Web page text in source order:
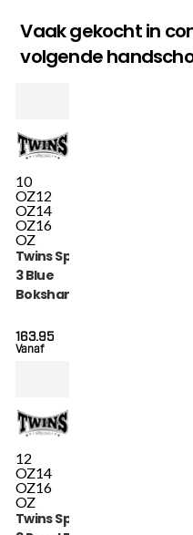
Vaak gekocht in
volgende
10
OZ12
OZ14
OZ16
OZ
Twins Special BGVL
3 Blue
Bokshandschoenen
Vanaf
163.95
12
OZ14
OZ16
OZ
Twins Special BGVL